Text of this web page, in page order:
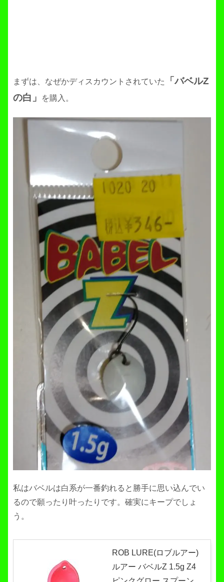
まずは、なぜかディスカウントされていた
「バベルZ
の白」
を購入。
私はバベルは白系が一番釣れると勝手に思い込んでい
るので願ったり叶ったりです。確実にキープでしょ
う。
ROB LURE(ロブルアー)
ルアー バベルZ 1.5g Z4